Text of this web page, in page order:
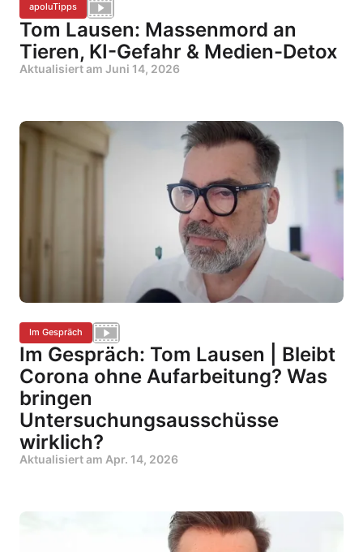
apoluTipps
Tom Lausen: Massenmord an
Tieren, KI-Gefahr & Medien-Detox
Aktualisiert am Juni 14, 2026
Im Gespräch
Im Gespräch: Tom Lausen | Bleibt
Corona ohne Aufarbeitung? Was
bringen
Untersuchungsausschüsse
wirklich?
Aktualisiert am Apr. 14, 2026